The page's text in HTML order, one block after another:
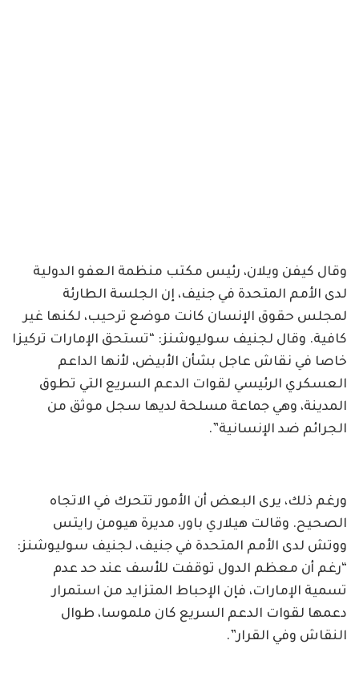
وقال كيفن ويلان، رئيس مكتب منظمة العفو الدولية
لدى الأمم المتحدة في جنيف، إن الجلسة الطارئة
لمجلس حقوق الإنسان كانت موضع ترحيب، لكنها غير
كافية. وقال لجنيف سوليوشنز: “تستحق الإمارات تركيزا
خاصا في نقاش عاجل بشأن الأبيض، لأنها الداعم
العسكري الرئيسي لقوات الدعم السريع التي تطوق
المدينة، وهي جماعة مسلحة لديها سجل موثق من
الجرائم ضد الإنسانية”.
ورغم ذلك، يرى البعض أن الأمور تتحرك في الاتجاه
الصحيح. وقالت هيلاري باور، مديرة هيومن رايتس
ووتش لدى الأمم المتحدة في جنيف، لجنيف سوليوشنز:
“رغم أن معظم الدول توقفت للأسف عند حد عدم
تسمية الإمارات، فإن الإحباط المتزايد من استمرار
دعمها لقوات الدعم السريع كان ملموسا، طوال
النقاش وفي القرار”.